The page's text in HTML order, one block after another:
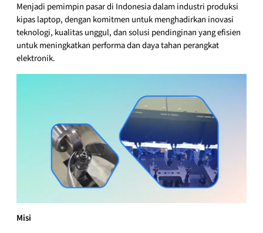
Menjadi pemimpin pasar di Indonesia dalam industri produksi
kipas laptop, dengan komitmen untuk menghadirkan inovasi
teknologi, kualitas unggul, dan solusi pendinginan yang efisien
untuk meningkatkan performa dan daya tahan perangkat
elektronik.
Misi